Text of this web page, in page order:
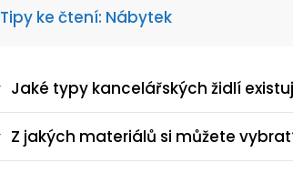
Tipy ke čtení: Nábytek
Jaké typy kancelářských židlí
Z jakých materiálů si můžete